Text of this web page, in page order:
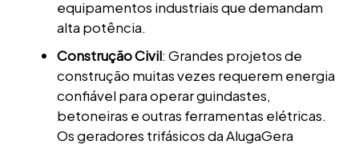
equipamentos industriais que demandam
alta potência.
Construção Civil: Grandes projetos de
construção muitas vezes requerem energia
confiável para operar guindastes,
betoneiras e outras ferramentas elétricas.
Os geradores trifásicos da AlugaGera